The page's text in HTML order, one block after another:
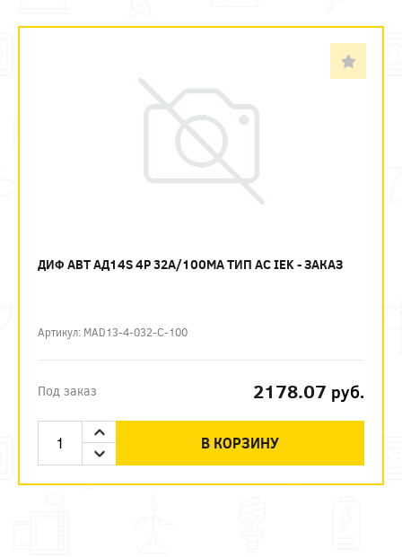
ДИФ АВТ АД14S 4P 32А/100МА ТИП AC IEK - ЗАКАЗ
Артикул: MAD13-4-032-C-100
Под заказ 2178.07 руб.
В КОРЗИНУ